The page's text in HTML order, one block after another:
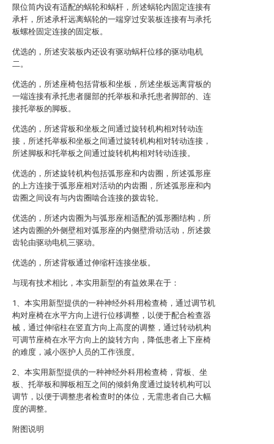
限位筒内设有适配的蜗轮和蜗杆，所述蜗轮内固定连接有
承杆，所述承杆远离蜗轮的一端穿过安装板连接有与承托
板螺栓固定连接的固定板。
优选的，所述安装板内还设有驱动蜗杆位移的驱动电机
二。
优选的，所述座椅包括背板和坐板，所述坐板远离背板的
一端连接有承托患者腿部的托举板和承托患者脚部的、连
接托举板的脚板。
优选的，所述背板和坐板之间通过旋转机构相对转动连
接，所述托举板和坐板之间通过旋转机构相对转动连接，
所述脚板和托举板之间通过旋转机构相对转动连接。
优选的，所述旋转机构包括弧形座和内齿圈，所述弧形座
的上方连接于弧形座相对活动的内齿圈，所述弧形座和内
齿圈之间设有与内齿圈啮合连接的拨齿轮。
优选的，所述内齿圈为与弧形座相适配的弧形圈结构，所
述内齿圈的外侧壁相对弧形座的内侧壁滑动活动，所述拨
齿轮由驱动电机三驱动。
优选的，所述背板通过伸缩杆连接坐板。
与现有技术相比，本实用新型的有益效果在于：
1、本实用新型提供的一种神经外科用检查椅，通过调节机
构对座椅在水平方向上进行位移调整，以便于配合检查器
械，通过伸缩柱在竖直方向上高度的调整，通过转动机构
可调节座椅在水平方向上的旋转方向，降低患者上下座椅
的难度，减小医护人员的工作强度。
2、本实用新型提供的一种神经外科用检查椅，背板、坐
板、托举板和脚板相互之间的倾斜角度通过旋转机构可以
调节，以便于调整患者检查时的体位，无需患者自己大幅
度的调整。
附图说明